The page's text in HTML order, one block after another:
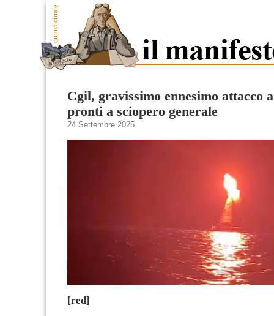
Cgil, gravissimo ennesimo attacco
pronti a sciopero generale
24 Settembre 2025
[red]